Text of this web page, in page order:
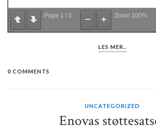
Page 1 / 3 Zoom 100%
LES MER..
0 COMMENTS
UNCATEGORIZED
Enovas